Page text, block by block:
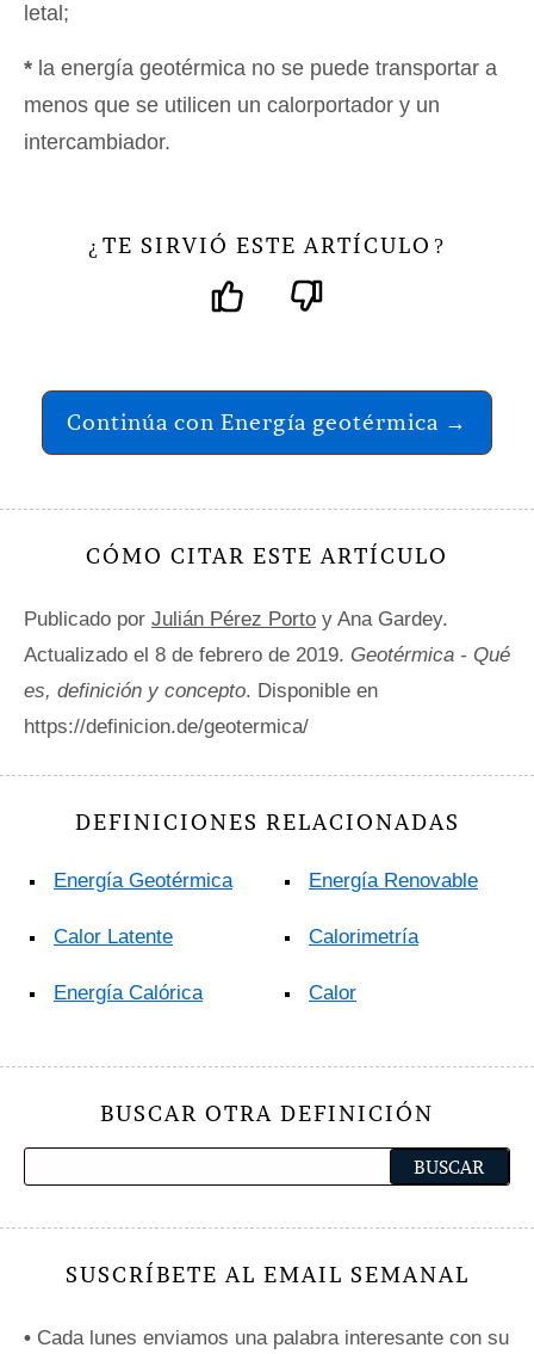
letal;
* la energía geotérmica no se puede transportar a
menos que se utilicen un calorportador y un
intercambiador.
¿ TE SIRVIÓ ESTE ARTÍCULO ?
Continúa con Energía geotérmica →
CÓMO CITAR ESTE ARTÍCULO
Publicado por Julián Pérez Porto y Ana Gardey.
Actualizado el 8 de febrero de 2019. Geotérmica - Qué
es, definición y concepto. Disponible en
https://definicion.de/geotermica/
DEFINICIONES RELACIONADAS
Energía Geotérmica
Calor Latente
Energía Calórica
Energía Renovable
Calorimetría
Calor
BUSCAR OTRA DEFINICIÓN
SUSCRÍBETE AL EMAIL SEMANAL
• Cada lunes enviamos una palabra interesante con su